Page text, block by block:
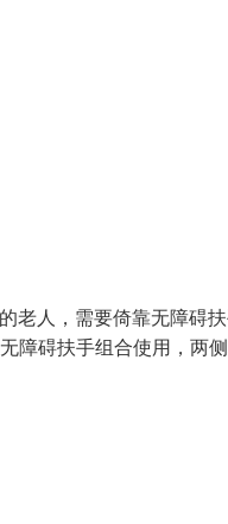
老人，需要倚靠无障碍
障碍扶手组合使用，两